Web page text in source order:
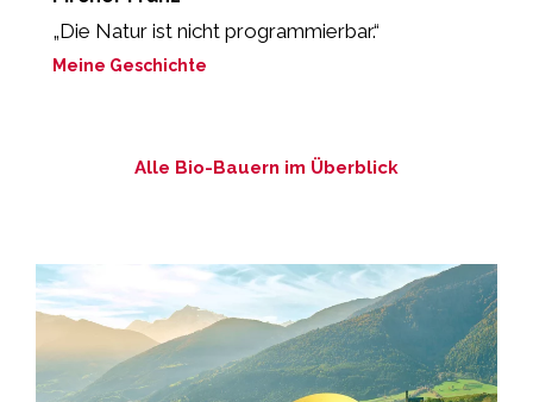
„Die Natur ist nicht programmierbar.“
Meine Geschichte
Alle Bio-Bauern im Überblick